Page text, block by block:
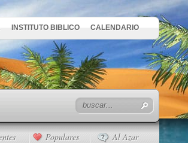
INSTITUTO BIBLICO CALENDARIO
Populares Al Azar